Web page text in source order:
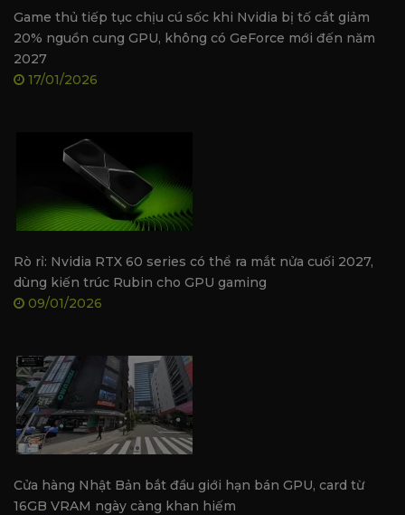
Thông số kỹ thuật Manli GeForce RTX™ 3050
8GB Nebula Single
Nhân CUDA
Xung nhịp cơ bản / Boost
1552MHz / 1777MHz
Bộ nhớ
8GB GDDR6
Băng thông bộ nhớ
Tản nhiệt
Cổng xuất hình
Độ dày
2-slot
Game thủ tiếp tục chịu cú sốc khi Nvidia bị tố cắt giảm
20% nguồn cung GPU, không có GeForce mới đến năm
2027
17/01/2026
Rò rỉ: Nvidia RTX 60 series có thể ra mắt nửa cuối 2027,
dùng kiến trúc Rubin cho GPU gaming
09/01/2026
Cửa hàng Nhật Bản bắt đầu giới hạn bán GPU, card từ
16GB VRAM ngày càng khan hiếm